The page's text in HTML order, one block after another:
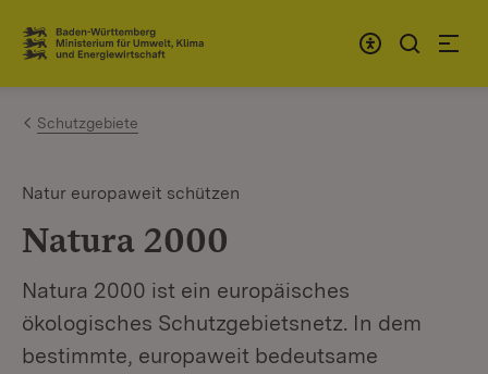
Zum Inhalt springen
Link zur Startseite
Schutzgebiete
Natur europaweit schützen
Natura 2000
Natura 2000 ist ein europäisches
ökologisches Schutzgebietsnetz. In dem
bestimmte, europaweit bedeutsame